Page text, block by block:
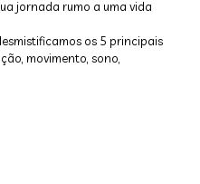
jornada rumo a uma vida
os 5 principais
movimento, sono,